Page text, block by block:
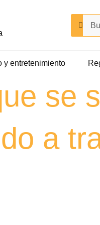
y entretenimiento
se
a